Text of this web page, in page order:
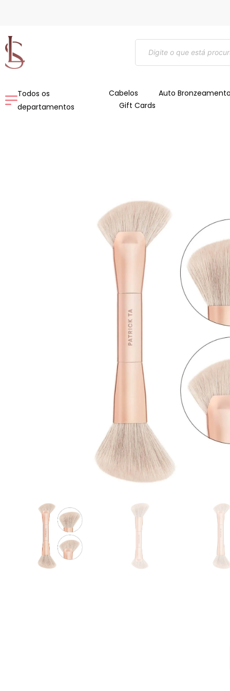
conteúdo
Pesquisar
produtos
Todos os
departamentos
Cabelos
Auto
Gift Cards